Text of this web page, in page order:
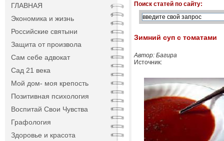
ГЛАВНАЯ
Экономика и жизнь
Российские святыни
Защита от произвола
Сам себе адвокат
Сад 21 века
Мой дом- моя крепость
Позитивная психология
Воспитай Свои Чувства
Графология
Здоровье и красота
Поиск статей по сайту:
Зимний суп с томатами
Автор: Багира
Источник: